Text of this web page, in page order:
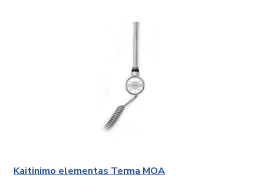
Kaitinimo elementas Terma MOA